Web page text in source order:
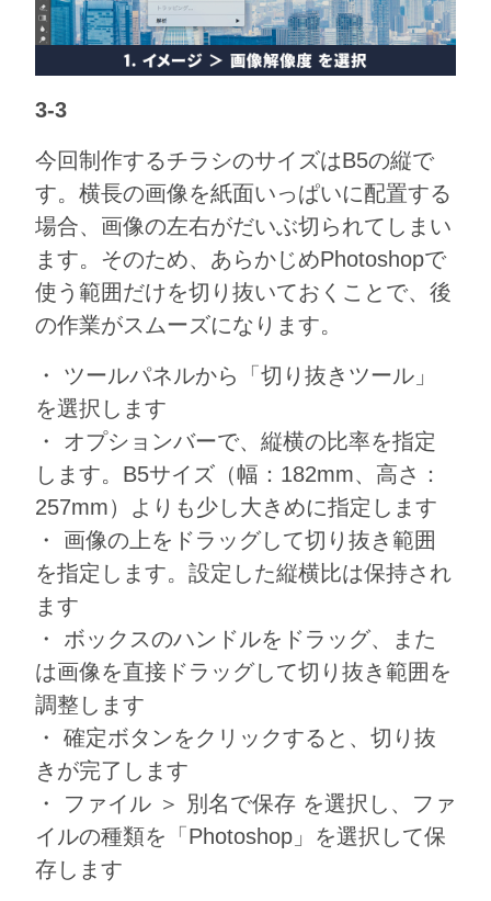
3-3
今回制作するチラシのサイズはB5の縦で
す。横長の画像を紙面いっぱいに配置する
場合、画像の左右がだいぶ切られてしまい
ます。そのため、あらかじめPhotoshopで
使う範囲だけを切り抜いておくことで、後
の作業がスムーズになります。
・ ツールパネルから「切り抜きツール」
を選択します
・ オプションバーで、縦横の比率を指定
します。B5サイズ（幅：182mm、高さ：
257mm）よりも少し大きめに指定します
・ 画像の上をドラッグして切り抜き範囲
を指定します。設定した縦横比は保持され
ます
・ ボックスのハンドルをドラッグ、また
は画像を直接ドラッグして切り抜き範囲を
調整します
・ 確定ボタンをクリックすると、切り抜
きが完了します
・ ファイル ＞ 別名で保存 を選択し、ファ
イルの種類を「Photoshop」を選択して保
存します